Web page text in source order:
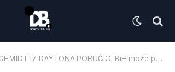
PORUČIO: BiH može postati uspješna priča – taj uspjeh je u rukama domaćih aktera